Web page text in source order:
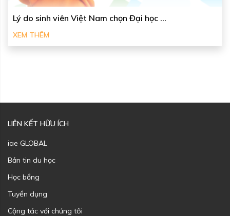
Lý do sinh viên Việt Nam chọn Đại học ...
XEM THÊM
LIÊN KẾT HỮU ÍCH
iae GLOBAL
Bản tin du học
Học bổng
Tuyển dụng
Cộng tác với chúng tôi